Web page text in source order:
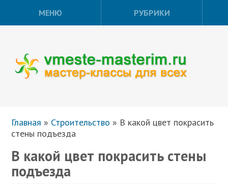
МЕНЮ РУБРИКИ
Главная » Строительство » В какой цвет покрасить
стены подъезда
В какой цвет покрасить стены
подъезда